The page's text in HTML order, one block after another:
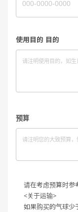
使用目的 目的
预算
请在考虑预算时参
<关于运输>
如果购买的气球少